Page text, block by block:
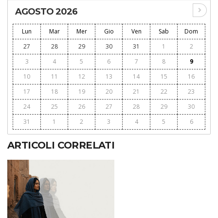
AGOSTO 2026
Lun Mar Mer Gio Ven Sab
Dom
27
28 29 30 31 1
2
3
4 5 6 7 8
9
10
11 12 13 14 15
16
17
18 19 20 21 22
23
24
25 26 27 28 29
30
31
1 2 3 4 5 6
ARTICOLI CORRELATI